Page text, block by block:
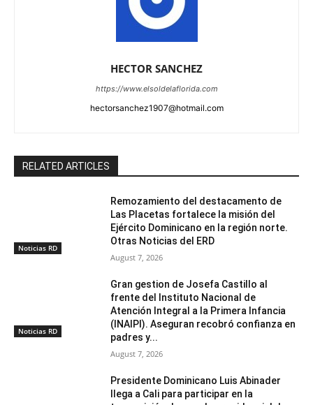
HECTOR SANCHEZ
https://www.elsoldelaflorida.com
hectorsanchez1907@hotmail.com
RELATED ARTICLES
Noticias RD
Remozamiento del destacamento de
Las Placetas fortalece la misión del
Ejército Dominicano en la región norte.
Otras Noticias del ERD
August 7, 2026
Noticias RD
Gran gestion de Josefa Castillo al
frente del Instituto Nacional de
Atención Integral a la Primera Infancia
(INAIPI). Aseguran recobró confianza en
padres y...
August 7, 2026
Presidente Dominicano Luis Abinader
llega a Cali para participar en la